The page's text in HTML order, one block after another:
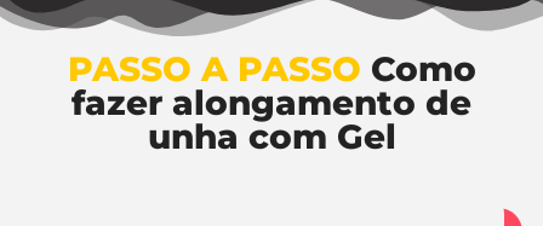
PASSO A PASSO Como
fazer alongamento de
unha com Gel